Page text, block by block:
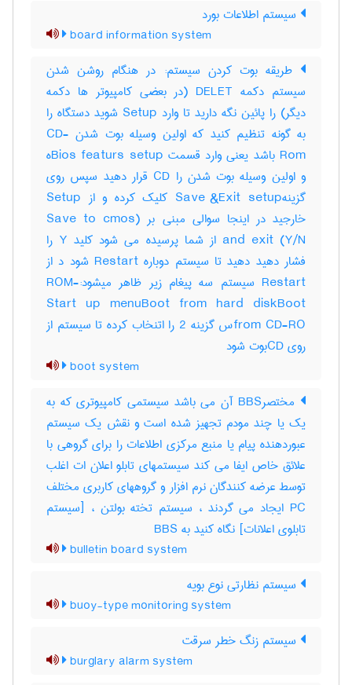
سیستم اطلاعات بورد
board information system
طریقه بوت کردن سیستم: در هنگام روشن شدن
سیستم دکمه DELET (در بعضی کامپیوتر ها دکمه
دیگر) را پائین نگه دارید تا وارد Setup شوید دستگاه را
به گونه تنظیم کنید که اولین وسیله بوت شدن CD-
Rom باشد یعنی وارد قسمت Bios featurs setupه
و اولین وسیله بوت شدن را CD قرار دهید سپس روی
گزینهSave &Exit setup کلیک کرده و از Setup
خارجید در اینجا سوالی مبنی بر (Save to cmos
and exit (Y/N از شما پرسیده می شود کلید Y را
فشار دهید دهید تا سیستم دوباره Restart شود د از
Restart سیستم سه پیغام زیر ظاهر میشود:-ROM
Start up menuBoot from hard diskBoot
from CD-ROس گزینه 2 را اتنخاب کرده تا سیستم از
روی CDبوت شود
boot system
مختصرBBS آن می باشد سیستمی کامپیوتری که به
یک یا چند مودم تجهیز شده است و نقش یک سیستم
عبوردهنده پیام یا منبع مرکزی اطلاعات را برای گروهی با
علائق خاص ایفا می کند سیستمهای تابلو اعلان ات اغلب
توسط عرضه کنندگان نرم افزار و گروههای کاربری مختلف
PC ایجاد می گردند ، سیستم تخته بولتن ، [سیستم
تابلوی اعلانات] نگاه کنید به ‎ BBS
bulletin board system
سیستم نظارتی نوع بویه
buoy-type monitoring system
سیستم زنگ خطر سرقت
burglary alarm system